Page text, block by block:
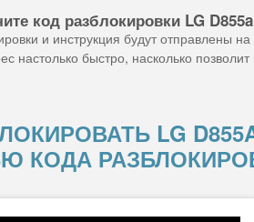
код разблокировки LG
и инструкция будут отправлены
настолько быстро, насколько
LG
КОДА